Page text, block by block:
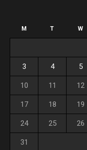
M T W
3 4 5
10 11 12
17 18 19
24 25 26
31